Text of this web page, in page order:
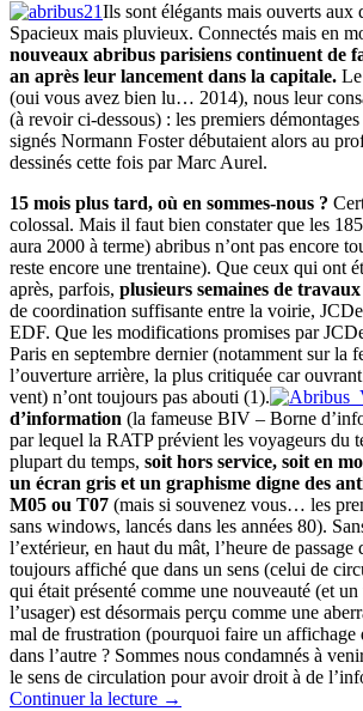
Ils sont élégants mais ouverts aux
Spacieux mais pluvieux. Connectés mais en
nouveaux abribus parisiens continuent de
an après leur lancement dans la capitale.
(oui vous avez bien lu… 2014), nous leur
(à revoir ci-dessous) : les premiers
signés Normann Foster débutaient alors au
dessinés cette fois par Marc Aurel.
15 mois plus tard, où en sommes-nous ?
colossal. Mais il faut bien constater que les
aura 2000 à terme) abribus n’ont pas encore
reste encore une trentaine). Que ceux qui ont
après, parfois, plusieurs semaines de
de coordination suffisante entre la voirie,
EDF. Que les modifications promises par
Paris en septembre dernier (notamment sur la
l’ouverture arrière, la plus critiquée car
vent) n’ont toujours pas abouti (1).
d’information (la fameuse BIV – Borne
par lequel la RATP prévient les voyageurs du
plupart du temps, soit hors service, soit en
un écran gris et un graphisme digne des
M05 ou T07 (mais si souvenez vous… les
sans windows, lancés dans les années 80).
l’extérieur, en haut du mât, l’heure de passage
toujours affiché que dans un sens (celui de
qui était présenté comme une nouveauté (et
l’usager) est désormais perçu comme une
mal de frustration (pourquoi faire un affichage
dans l’autre ? Sommes nous condamnés à
le sens de circulation pour avoir droit à de
Continuer la lecture →